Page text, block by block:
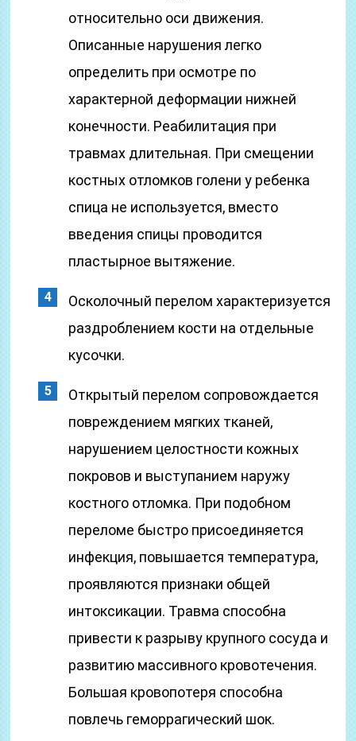
относительно оси движения.
Описанные нарушения легко
определить при осмотре по
характерной деформации нижней
конечности. Реабилитация при
травмах длительная. При смещении
костных отломков голени у ребенка
спица не используется, вместо
введения спицы проводится
пластырное вытяжение.
Осколочный перелом характеризуется
раздроблением кости на отдельные
кусочки.
Открытый перелом сопровождается
повреждением мягких тканей,
нарушением целостности кожных
покровов и выступанием наружу
костного отломка. При подобном
переломе быстро присоединяется
инфекция, повышается температура,
проявляются признаки общей
интоксикации. Травма способна
привести к разрыву крупного сосуда и
развитию массивного кровотечения.
Большая кровопотеря способна
повлечь геморрагический шок.